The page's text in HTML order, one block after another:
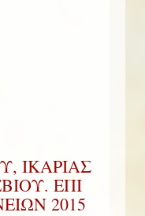
ΙΚΑΡΙΑΣ
ΕΠΙ
2015